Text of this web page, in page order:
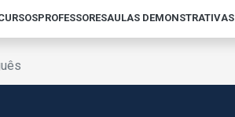
PROFESSORESAULAS DEMONSTRATIVAS